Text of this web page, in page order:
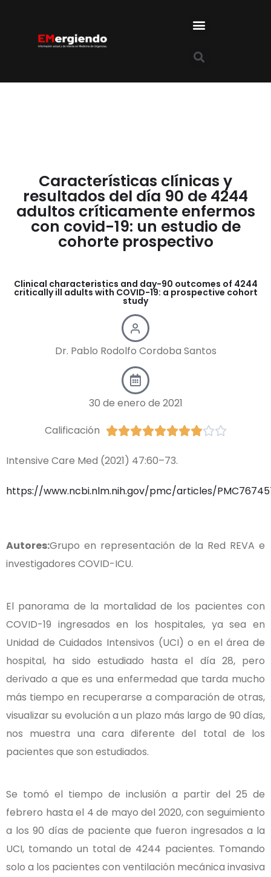
Características clínicas y
resultados del día 90 de 4244
adultos críticamente enfermos
con covid-19: un estudio de
cohorte prospectivo
Clinical characteristics and day-90 outcomes of 4244
critically ill adults with COVID-19: a prospective cohort
study
Dr. Pablo Rodolfo Cordoba Santos
30 de enero de 2021​
Calificación 
Intensive Care Med (2021) 47:60–73.
https://www.ncbi.nlm.nih.gov/pmc/articles/
Autores:Grupo en representación de la Red REVA e
investigadores COVID-ICU.
El panorama de la mortalidad de los pacientes con
COVID-19 ingresados en los hospitales, ya sea en
Unidad de Cuidados Intensivos (UCI) o en el área de
hospital, ha sido estudiado hasta el día 28, pero
derivado a que es una enfermedad que tarda mucho
más tiempo en recuperarse a comparación de otras,
visualizar su evolución a un plazo más largo de 90 días,
nos muestra una cara diferente del total de los
pacientes que son estudiados.
Se tomó el tiempo de inclusión a partir del 25 de
febrero hasta el 4 de mayo del 2020, con seguimiento
a los 90 días de paciente que fueron ingresados a la
UCI, tomando un total de 4244 pacientes. Tomando
solo a los pacientes con ventilación mecánica invasiva